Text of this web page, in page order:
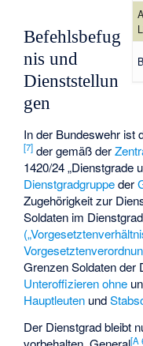
Befehlsbefug
nis und
Dienststellun
gen
In der Bundeswehr ist
[7] der gemäß der
1420/24 „Dienstgrade
Dienstgradgruppeder
Zugehörigkeit zur
Soldaten im
Grenzen Soldaten der
Unteroffizieren ohne
Hauptleuten und
Der Dienstgrad bleibt
[A